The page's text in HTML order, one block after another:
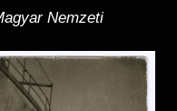
Nemzeti